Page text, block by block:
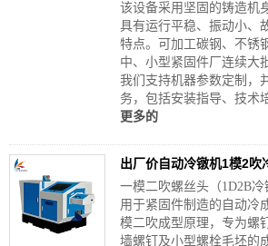
该设备采用坚固的铸造机
具有运行平稳、振动小、
特点。可加工碳钢、不锈
中、小型紧固件厂连续大
我们支持机器参数定制，
务，包括安装指导、技术
更多的
出厂价自动冷镦机1模2吹
一模二吹螺丝头（1D2B
用于紧固件制造的自动冷
模二吹成型原理，专为螺
墙螺钉及小型螺栓毛坯的